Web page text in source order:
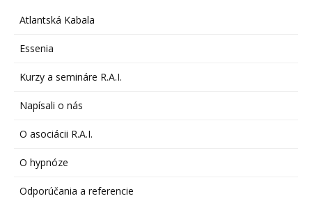
Atlantská Kabala
Essenia
Kurzy a semináre R.A.I.
Napísali o nás
O asociácii R.A.I.
O hypnóze
Odporúčania a referencie